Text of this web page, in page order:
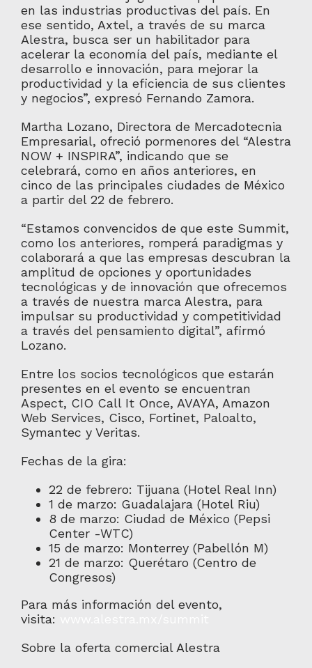
en las industrias productivas del país. En
ese sentido, Axtel, a través de su marca
Alestra, busca ser un habilitador para
acelerar la economía del país, mediante el
desarrollo e innovación, para mejorar la
productividad y la eficiencia de sus clientes
y negocios”, expresó Fernando Zamora.
Martha Lozano, Directora de Mercadotecnia
Empresarial, ofreció pormenores del “Alestra
NOW + INSPIRA”, indicando que se
celebrará, como en años anteriores, en
cinco de las principales ciudades de México
a partir del 22 de febrero.
“Estamos convencidos de que este Summit,
como los anteriores, romperá paradigmas y
colaborará a que las empresas descubran la
amplitud de opciones y oportunidades
tecnológicas y de innovación que ofrecemos
a través de nuestra marca Alestra, para
impulsar su productividad y competitividad
a través del pensamiento digital”, afirmó
Lozano.
Entre los socios tecnológicos que estarán
presentes en el evento se encuentran
Aspect, CIO Call It Once, AVAYA, Amazon
Web Services, Cisco, Fortinet, Paloalto,
Symantec y Veritas.
Fechas de la gira:
22 de febrero: Tijuana (Hotel Real Inn)
1 de marzo: Guadalajara (Hotel Riu)
8 de marzo: Ciudad de México (Pepsi
Center -WTC)
15 de marzo: Monterrey (Pabellón M)
21 de marzo: Querétaro (Centro de
Congresos)
Para más información del evento,
visita:
Sobre la oferta comercial Alestra